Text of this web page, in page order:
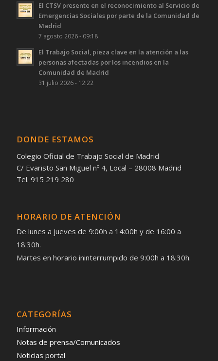
El CTSV presente en el reconocimiento al Servicio de
Emergencias Sociales por parte de la Comunidad de
Madrid
7 agosto 2026 - 09:18
El Trabajo Social, pieza clave en la atención a las
personas afectadas por los incendios en la
Comunidad de Madrid
31 julio 2026 - 12:22
DONDE ESTAMOS
Colegio Oficial de Trabajo Social de Madrid
C/ Evaristo San Miguel nº 4, Local – 28008 Madrid
Tel. 915 219 280
HORARIO DE ATENCIÓN
De lunes a jueves de 9:00h a 14:00h y de 16:00 a
18:30h.
Martes en horario ininterrumpido de 9:00h a 18:30h.
CATEGORÍAS
Información
Notas de prensa/Comunicados
Noticias portal